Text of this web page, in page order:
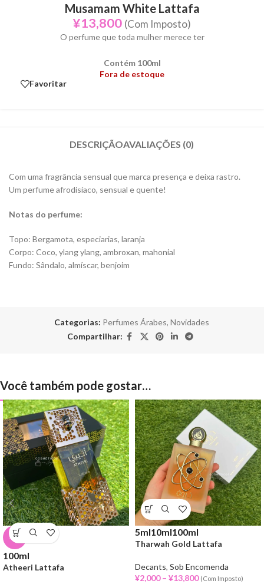
Musamam White Lattafa
¥13,800 (Com Imposto)
O perfume que toda mulher merece ter
Contém 100ml
Fora de estoque
Favoritar
DESCRIÇÃOAVALIAÇÕES (0)
Com uma fragrância sensual que marca presença e deixa rastro.
Um perfume afrodisíaco, sensual e quente!
Notas do perfume:
Topo: Bergamota, especiarias, laranja
Corpo: Coco, ylang ylang, ambroxan, mahonial
Fundo: Sândalo, almíscar, benjoim
Categorias: Perfumes Árabes, Novidades
Compartilhar:
Você também pode gostar…
-9%
100ml
Atheeri Lattafa
5ml10ml100ml
Tharwah Gold Lattafa
Decants, Sob Encomenda
¥2,000 – ¥13,800 (Com Imposto)